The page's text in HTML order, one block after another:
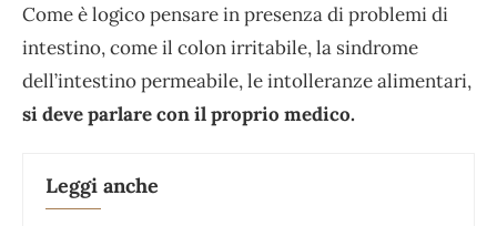
Come è logico pensare in presenza di problemi di
intestino, come il colon irritabile, la sindrome
dell’intestino permeabile, le intolleranze alimentari,
si deve parlare con il proprio medico.
Leggi anche